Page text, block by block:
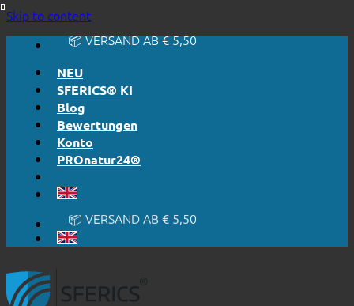
Skip to content🔆 EHRLICH. TRANSPARENT.
📦 VERSAND AB € 5,50
NEU
SFERICS® KI
Blog
Bewertungen
Konto
PROnatur24®
🔆 EINFACH. FUNKTIONIERT.
🔆 EHRLICH. TRANSPARENT.
📦 VERSAND AB € 5,50
🔖 KAUF AUF RECHNUNG